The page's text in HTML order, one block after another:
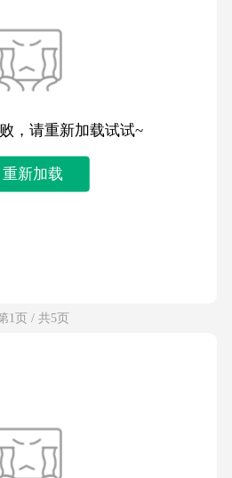
，请重新加载试试~
重新加载
1页 / 共5页